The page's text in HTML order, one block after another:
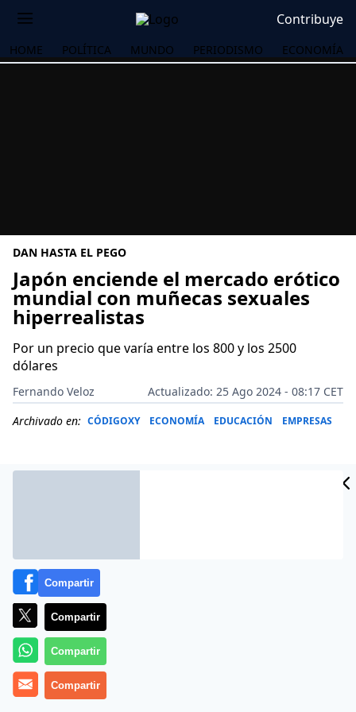
Contribuye
HOME POLÍTICA MUNDO PERIODISMO ECONOMÍA
DAN HASTA EL PEGO
Japón enciende el mercado erótico
mundial con muñecas sexuales
hiperrealistas
Por un precio que varía entre los 800 y los 2500
dólares
Fernando Veloz
Actualizado: 25 Ago 2024 - 08:17 CET
Archivado en: CÓDIGOXY ECONOMÍA EDUCACIÓN EMPRESAS
Más información
Compartir
Compartir
Compartir
Compartir